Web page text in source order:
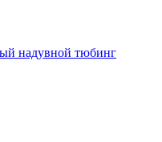
надувной тюбинг